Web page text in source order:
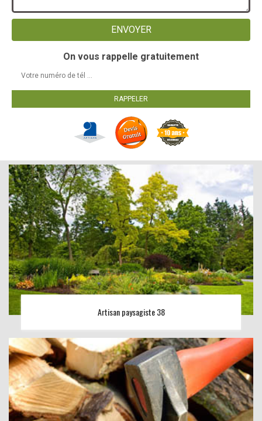
On vous rappelle gratuitement
Artisan paysagiste 38